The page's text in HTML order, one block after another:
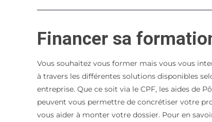
Financer sa
Vous souhaitez vous former mais vous vous
à travers les différentes solutions disponibles
entreprise. Que ce soit via le CPF, les aides de
peuvent vous permettre de concrétiser votre
vous aider à monter votre dossier. Pour en